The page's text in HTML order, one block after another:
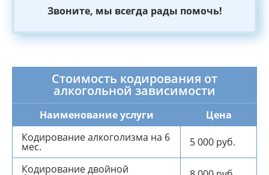
Звоните, мы всегда рады помочь!
Стоимость кодирования от
алкогольной зависимости
Наименование услуги
Цена
Кодирование алкоголизма на 6
мес. 5 000 руб.
Кодирование двойной